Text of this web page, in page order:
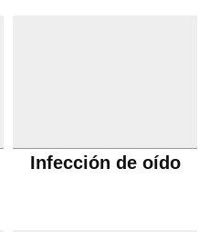
Infección de oído